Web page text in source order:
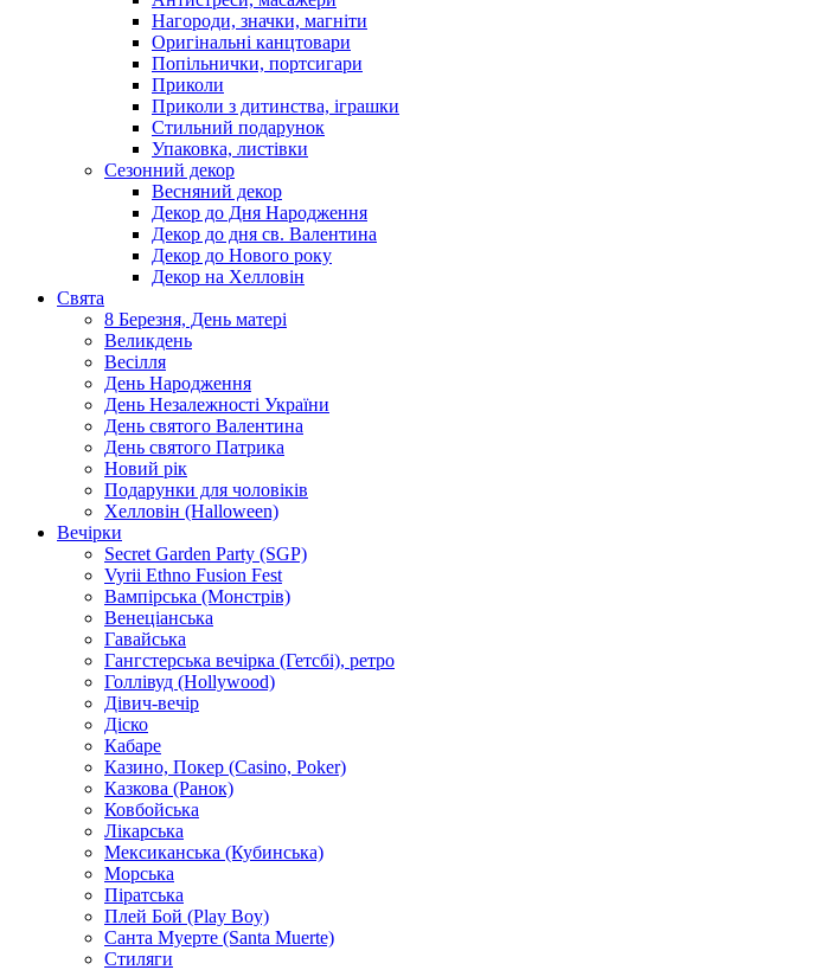
Нагороди, значки, магніти
Оригінальні канцтовари
Попільнички, портсигари
Приколи
Приколи з дитинства, іграшки
Стильний подарунок
Упаковка, листівки
Сезонний декор
Весняний декор
Декор до Дня Народження
Декор до дня св. Валентина
Декор до Нового року
Декор на Хелловін
Свята
8 Березня, День матері
Великдень
Весілля
День Народження
День Незалежності України
День святого Валентина
День святого Патрика
Новий рік
Подарунки для чоловіків
Хелловін (Halloween)
Вечірки
Secret Garden Party (SGP)
Vyrii Ethno Fusion Fest
Вампірська (Монстрів)
Венеціанська
Гавайська
Гангстерська вечірка (Гетсбі), ретро
Голлівуд (Hollywood)
Дівич-вечір
Діско
Кабаре
Казино, Покер (Casino, Poker)
Казкова (Ранок)
Ковбойська
Лікарська
Мексиканська (Кубинська)
Морська
Піратська
Плей Бой (Play Boy)
Санта Муерте (Santa Muerte)
Стиляги